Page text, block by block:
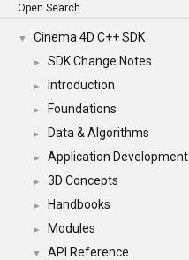
Open Search
▼ Cinema 4D C++ SDK
► SDK Change Notes
► Introduction
► Foundations
► Data & Algorithms
► Application Development
► 3D Concepts
► Handbooks
► Modules
▼ API Reference